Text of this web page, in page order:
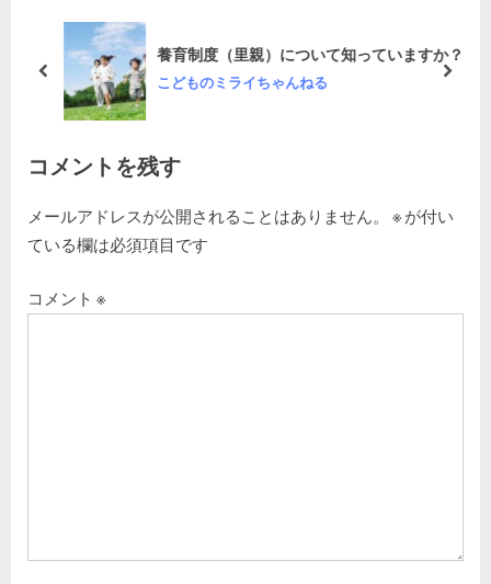
ョ
ン
s
t
:
s
養育制度（里親）について知っていますか？
こどものミライちゃんねる
prev next
コメントを残す
メールアドレスが公開されることはありません。 ※ が付い
ている欄は必須項目です
コメント ※